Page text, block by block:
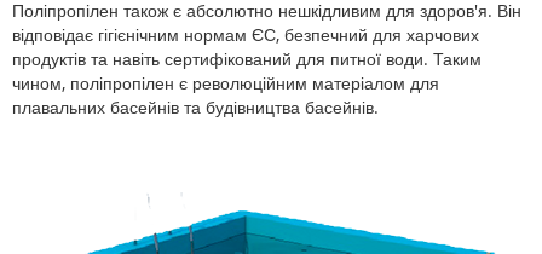
Поліпропілен також є абсолютно нешкідливим для здоров'я. Він
відповідає гігієнічним нормам ЄС, безпечний для харчових
продуктів та навіть сертифікований для питної води. Таким
чином, поліпропілен є революційним матеріалом для
плавальних басейнів та будівництва басейнів.